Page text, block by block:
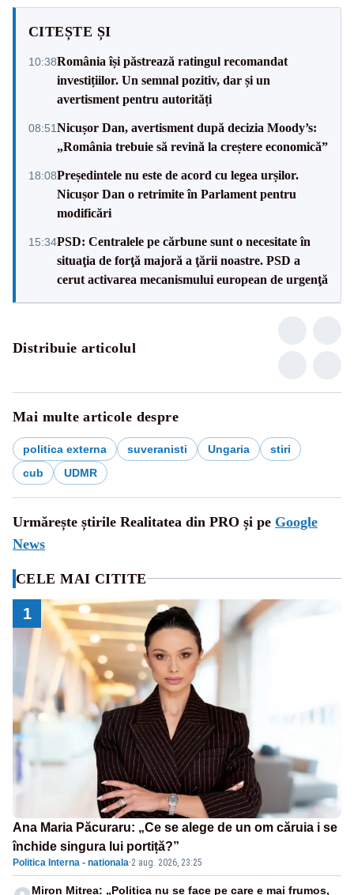
CITEȘTE ȘI
10:38România își păstrează ratingul recomandat
investițiilor. Un semnal pozitiv, dar și un
avertisment pentru autorități
08:51Nicușor Dan, avertisment după decizia Moody’s:
„România trebuie să revină la creștere economică”
18:08Președintele nu este de acord cu legea urșilor.
Nicușor Dan o retrimite în Parlament pentru
modificări
15:34PSD: Centralele pe cărbune sunt o necesitate în
situaţia de forţă majoră a ţării noastre. PSD a
cerut activarea mecanismului european de urgenţă
Distribuie articolul
Mai multe articole despre
politica externa suveranisti Ungaria
stiri
cub
UDMR
Urmărește știrile Realitatea din PRO și pe Google
News
CELE MAI CITITE
1
Ana Maria Păcuraru: „Ce se alege de un om căruia i se
închide singura lui portiță?”
Politica Interna - nationala·2 aug. 2026, 23:25
Miron Mitrea: „Politica nu se face pe care e mai frumos,